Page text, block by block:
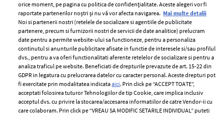
ELLE Style Awards
2024
Despre ELLE
Romania
Contact
Abonamente
Termeni si conditii
Politica de
confidențialitate
Politica de cookies
Publicitate
orice moment, pe pagina cu politica de confidențialitate. Aceste alegeri vor fi
raportate partenerilor noștri și nu vă vor afecta navigarea. Mai multe detalii
Noi si partenerii nostri (retelele de socializare si agentiile de publicitate
partenere, precum si furnizorii nostri de servicii de date analitice) prelucram
date pentru a permite website-ului sa functioneze, pentru a personaliza
continutul si anunturile publicitare afisate in functie de interesele si/sau profilul
dvs., pentru a va oferi functionalitati aferente retelelor de socializare si pentru a
analiza traficul pe website. Beneficiati de drepturile prevazute de art. 15-22 din
GDPR in legatura cu prelucrarea datelor cu caracter personal. Aceste drepturi pot
fi exercitate prin modalitatea indicataaici. Prin click pe “ACCEPT TOATE”,
acceptati folosirea tuturor Tehnologiilor de tip Cookie, care implica inclusiv
acceptul dvs. cu privire la stocarea/accesarea informatiilor de catre Vendor-ii cu
care colaboram. Prin click pe “VREAU SA MODIFIC SETARILE INDIVIDUAL” puteti